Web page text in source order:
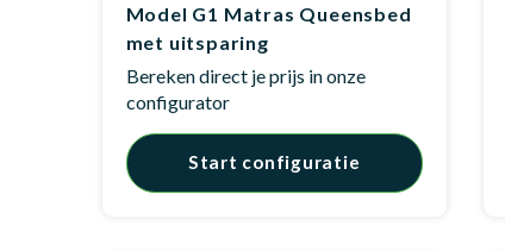
Model G1 Matras Queensbed
met uitsparing
Bereken direct je prijs in onze
configurator
Start configuratie